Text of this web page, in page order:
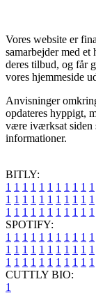
Vores website er
samarbejder med
deres tilbud, og får
vores hjemmeside
Anvisninger
opdateres hyppigt,
være iværksat siden
informationer.
BITLY:
1 1 1 1 1 1 1 1 1 1 1
1 1 1 1 1 1 1 1 1 1 1
1 1 1 1 1 1 1 1 1 1 1
SPOTIFY:
1 1 1 1 1 1 1 1 1 1 1
1 1 1 1 1 1 1 1 1 1 1
1 1 1 1 1 1 1 1 1 1 1
CUTTLY BIO:
1